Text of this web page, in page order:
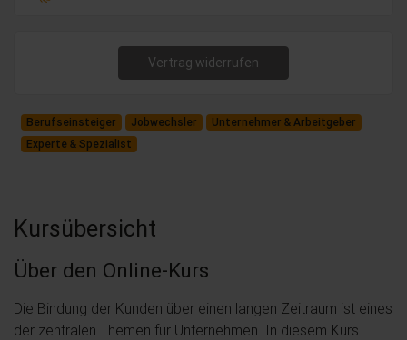
Vertrag widerrufen
Berufseinsteiger Jobwechsler
Unternehmer & Arbeitgeber
Experte & Spezialist
Kursübersicht
Über den Online-Kurs
Die Bindung der Kunden über einen langen Zeitraum ist eines
der zentralen Themen für Unternehmen. In diesem Kurs